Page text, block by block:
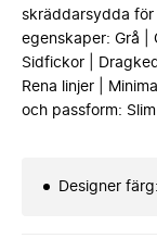
skräddarsydda
egenskaper: Grå |
Sidfickor |
Rena linjer |
och passform:
Designer färg: